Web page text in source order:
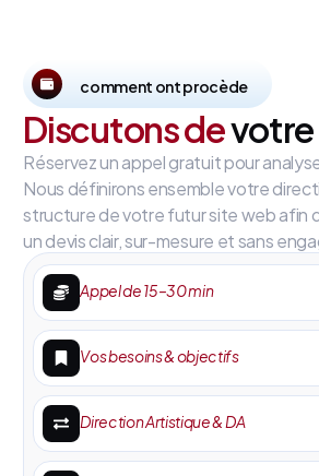
comment ont procède
Discutons de
Réservez un appel gratuit pour
Nous définirons ensemble votre
structure de votre futur site web afin
un devis clair, sur-mesure et sans
Appel de 15–30 min
Vos besoins & objectifs
Direction Artistique & DA